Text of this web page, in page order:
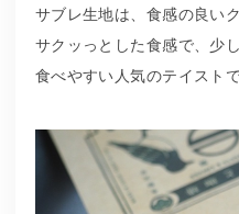
サブレ生地は、食感の良い
サクッっとした食感で、少
食べやすい人気のテイスト